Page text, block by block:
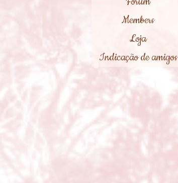
Members
Loja
Indicação de amigos